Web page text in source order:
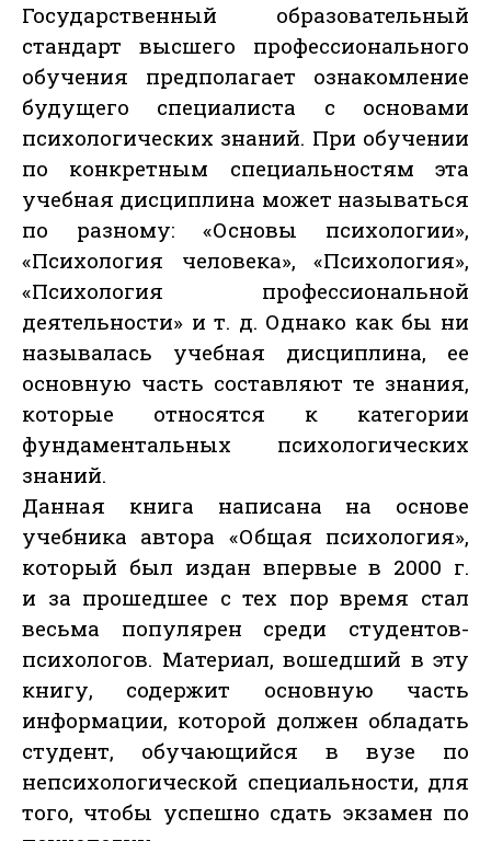
Государственный образовательный
стандарт высшего профессионального
обучения предполагает ознакомление
будущего специалиста с основами
психологических знаний. При обучении
по конкретным специальностям эта
учебная дисциплина может называться
по разному: «Основы психологии»,
«Психология человека», «Психология»,
«Психология профессиональной
деятельности» и т. д. Однако как бы ни
называлась учебная дисциплина, ее
основную часть составляют те знания,
которые относятся к категории
фундаментальных психологических
знаний.
Данная книга написана на основе
учебника автора «Общая психология»,
который был издан впервые в 2000 г.
и за прошедшее с тех пор время стал
весьма популярен среди студентов-
психологов. Материал, вошедший в эту
книгу, содержит основную часть
информации, которой должен обладать
студент, обучающийся в вузе по
непсихологической специальности, для
того, чтобы успешно сдать экзамен по